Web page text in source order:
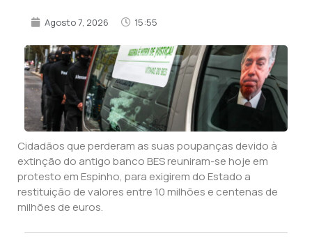
Agosto 7, 2026 15:55
Cidadãos que perderam as suas poupanças devido à
extinção do antigo banco BES reuniram-se hoje em
protesto em Espinho, para exigirem do Estado a
restituição de valores entre 10 milhões e centenas de
milhões de euros.